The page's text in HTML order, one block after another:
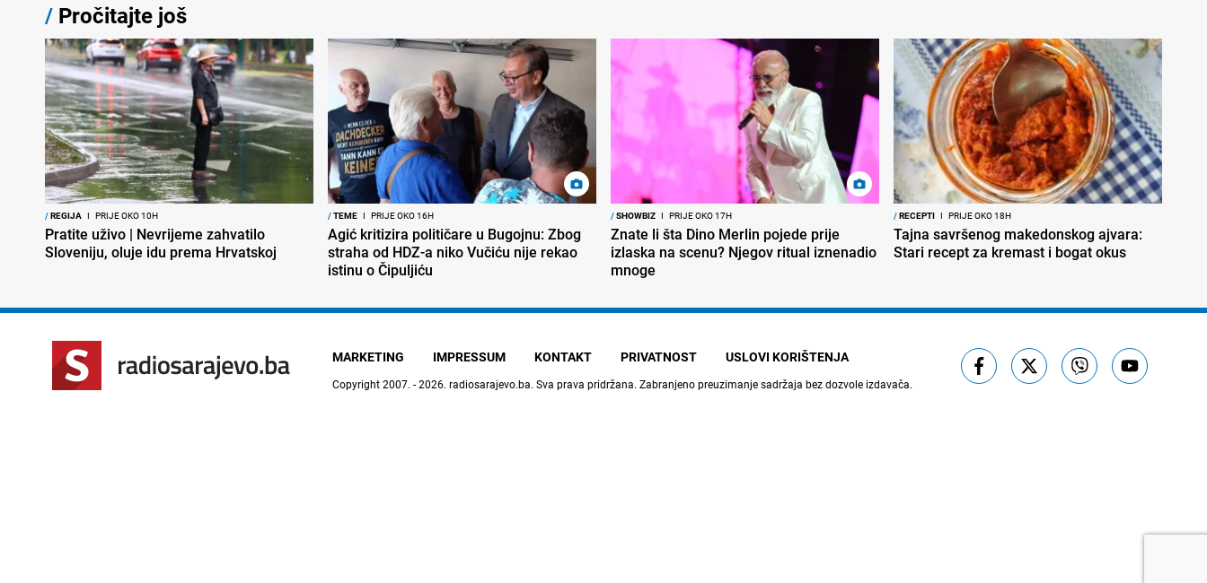
/ Pročitajte još
/REGIJA I PRIJE OKO 10H
Pratite uživo | Nevrijeme zahvatilo
Sloveniju, oluje idu prema Hrvatskoj
/TEME I PRIJE OKO 16H
Agić kritizira političare u Bugojnu: Zbog
straha od HDZ-a niko Vučiću nije rekao
istinu o Čipuljiću
/SHOWBIZ I PRIJE OKO 17H
Znate li šta Dino Merlin pojede prije
izlaska na scenu? Njegov ritual iznenadio
mnoge
/RECEPTI I PRIJE OKO 18H
Tajna savršenog makedonskog ajvara:
Stari recept za kremast i bogat okus
MARKETING IMPRESSUM KONTAKT PRIVATNOST USLOVI KORIŠTENJA
Copyright 2007. - 2026. radiosarajevo.ba. Sva prava pridržana. Zabranjeno preuzimanje sadržaja bez dozvole izdavača.